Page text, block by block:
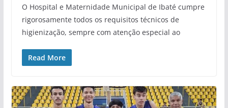
O Hospital e Maternidade Municipal de Ibaté cumpre
rigorosamente todos os requisitos técnicos de
higienização, sempre com atenção especial ao
Read More